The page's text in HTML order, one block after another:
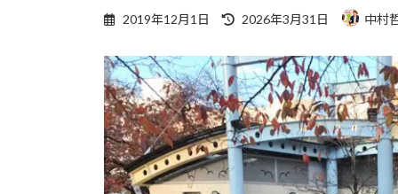
2019年12月1日
最
新
日
時
:
2026年3月31日 中村